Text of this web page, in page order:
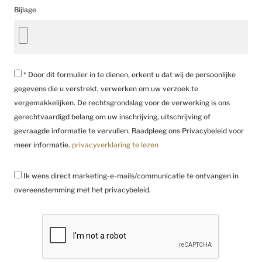
Bijlage
* Door dit formulier in te dienen, erkent u dat wij de persoonlijke
gegevens die u verstrekt, verwerken om uw verzoek te
vergemakkelijken. De rechtsgrondslag voor de verwerking is ons
gerechtvaardigd belang om uw inschrijving, uitschrijving of
gevraagde informatie te vervullen. Raadpleeg ons Privacybeleid voor
meer informatie. privacyverklaring te lezen
Ik wens direct marketing-e-mails/communicatie te ontvangen in
overeenstemming met het privacybeleid.